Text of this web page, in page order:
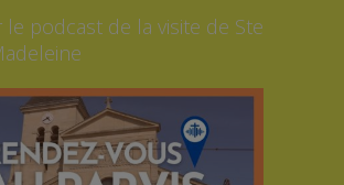
le podcast de la visite de Ste